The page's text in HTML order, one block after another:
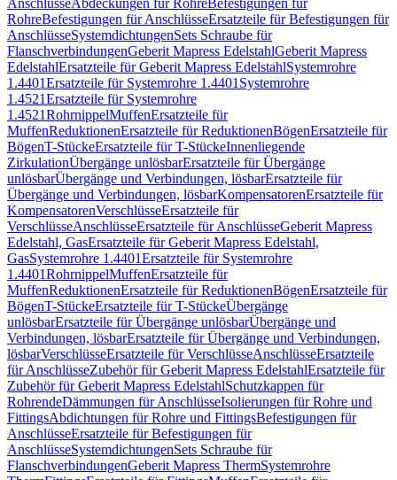
AnschlüsseAbdeckungen für RohreBefestigungen für
RohreBefestigungen für AnschlüsseErsatzteile für Befestigungen für
AnschlüsseSystemdichtungenSets Schraube für
FlanschverbindungenGeberit Mapress EdelstahlGeberit Mapress
EdelstahlErsatzteile für Geberit Mapress EdelstahlSystemrohre
1.4401Ersatzteile für Systemrohre 1.4401 Systemrohre
1.4521Ersatzteile für Systemrohre
1.4521RohrnippelMuffenErsatzteile für
MuffenReduktionenErsatzteile für ReduktionenBögenErsatzteile für
BögenT-StückeErsatzteile für T-StückeInnenliegende
ZirkulationÜbergänge unlösbarErsatzteile für Übergänge
unlösbarÜbergänge und Verbindungen, lösbarErsatzteile für
Übergänge und Verbindungen, lösbarKompensatorenErsatzteile für
KompensatorenVerschlüsseErsatzteile für
VerschlüsseAnschlüsseErsatzteile für AnschlüsseGeberit Mapress
Edelstahl, GasErsatzteile für Geberit Mapress Edelstahl,
GasSystemrohre 1.4401Ersatzteile für Systemrohre
1.4401RohrnippelMuffenErsatzteile für
MuffenReduktionenErsatzteile für ReduktionenBögenErsatzteile für
BögenT-StückeErsatzteile für T-StückeÜbergänge
unlösbarErsatzteile für Übergänge unlösbarÜbergänge und
Verbindungen, lösbarErsatzteile für Übergänge und Verbindungen,
lösbarVerschlüsseErsatzteile für VerschlüsseAnschlüsseErsatzteile
für AnschlüsseZubehör für Geberit Mapress EdelstahlErsatzteile für
Zubehör für Geberit Mapress EdelstahlSchutzkappen für
RohrendeDämmungen für AnschlüsseIsolierungen für Rohre und
FittingsAbdichtungen für Rohre und FittingsBefestigungen für
AnschlüsseErsatzteile für Befestigungen für
AnschlüsseSystemdichtungenSets Schraube für
FlanschverbindungenGeberit Mapress ThermSystemrohre